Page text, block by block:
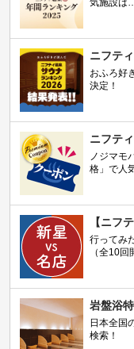
気施設は
ニフテ
おふろ好
決定！
ニフテ
ノジマモ
格」で人
【ニフ
行ってみ
（全10回
岩盤浴
日本全国
検索！